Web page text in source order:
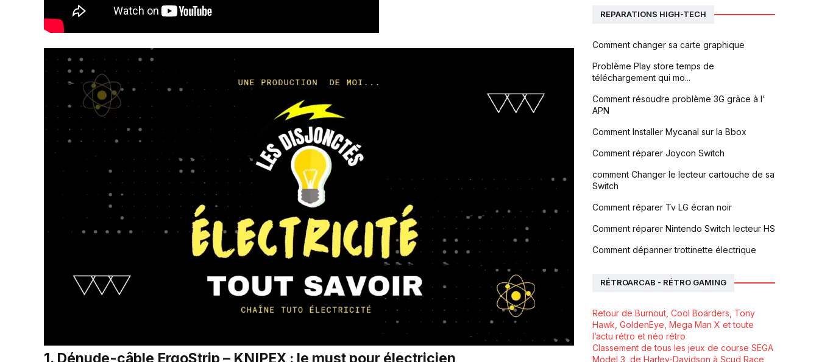
1. Dénude-câble ErgoStrip – KNIPEX : le must pour électricien
REPARATIONS HIGH-TECH
Comment changer sa carte graphique
Problème Play store temps de
téléchargement qui mo...
Comment résoudre problème 3G grâce à l'
APN
Comment Installer Mycanal sur la Bbox
Comment réparer Joycon Switch
comment Changer le lecteur cartouche de sa
Switch
Comment réparer Tv LG écran noir
Comment réparer Nintendo Switch lecteur HS
Comment dépanner trottinette électrique
RÉTROARCAB - RÉTRO GAMING
Retour de Burnout, Cool Boarders, Tony
Hawk, GoldenEye, Mega Man X et toute
l’actu rétro et néo rétro
Classement de tous les jeux de course SEGA
Model 3, de Harley-Davidson à Scud Race